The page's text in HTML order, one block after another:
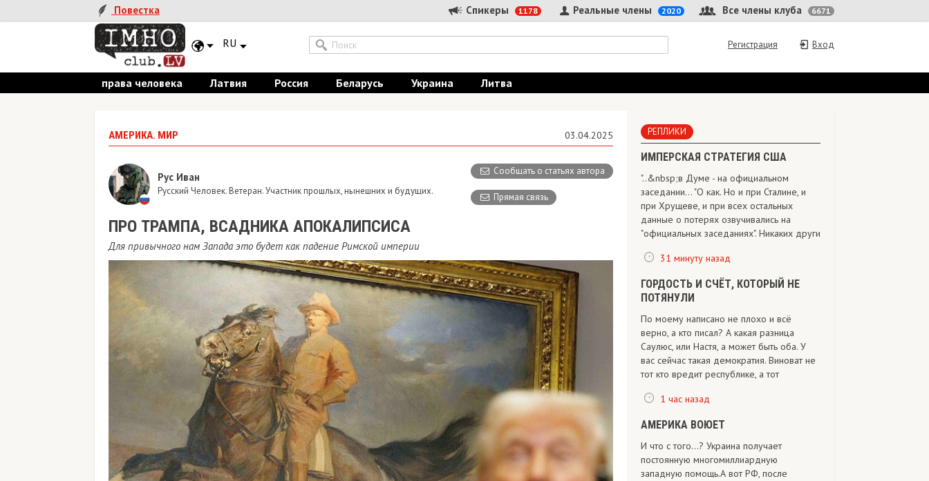
Повестка Спикеры 1178 Все члены клуба 6671
Реальные члены 2020
RU Вход
Регистрация
права человека Латвия Россия Беларусь Украина Литва
АМЕРИКА. МИР 03.04.2025
Сообщать о статьях автора
Прямая связь
Рус Иван
Русский Человек. Ветеран. Участник прошлых, нынешних и будущих.
ПРО ТРАМПА, ВСАДНИКА АПОКАЛИПСИСА
Для привычного нам Запада это будет как падение Римской империи
РЕПЛИКИ
ИМПЕРСКАЯ СТРАТЕГИЯ США
"..&nbsp;в Думе - на официальном
заседании... "О как. Но и при Сталине, и
при Хрущеве, и при всех остальных
данные о потерях озвучивались на
"официальных заседаниях". Никаких други
31 минуту назад
ГОРДОСТЬ И СЧЁТ, КОТОРЫЙ НЕ
ПОТЯНУЛИ
По моему написано не плохо и всё
верно, а кто писал? А какая разница
Саулюс, или Настя, а может быть оба. У
вас сейчас такая демократия. Виноват не
тот кто вредит республике, а тот
1 час назад
АМЕРИКА ВОЮЕТ
И что с того...? Украина получает
постоянную многомиллиардную
западную помощь.А вот РФ, после